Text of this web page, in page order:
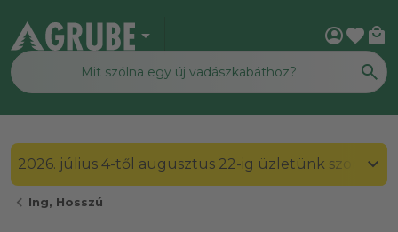
arrow_drop_down account_circlefavorite local_mall
2026. július 4-től augusztus 22-ig üzletünk
chevron_left Ing, Hosszú